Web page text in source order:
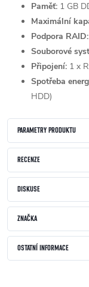
Paměť: 1 GB
Maximální
Podpora RAID:
Souborové
Připojení: 1 x
Spotřeba
HDD)
PARAMETRY PRODUKTU
RECENZE
DISKUSE
ZNAČKA
OSTATNÍ INFORMACE